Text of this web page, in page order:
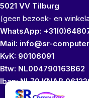
5021 VV Tilburg
(geen bezoek- en
WhatsApp:
Mail: info@sr-
KvK: 90106091
Btw: NL004790163B62
Iban: NL79 KNAB